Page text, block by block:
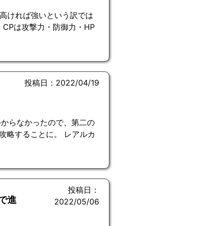
ければ強いという訳では
は攻撃力・防御力・HP
投稿日：2022/04/19
らなかったので、第二の
略することに。 レアルカ
進
投稿日：
2022/05/06